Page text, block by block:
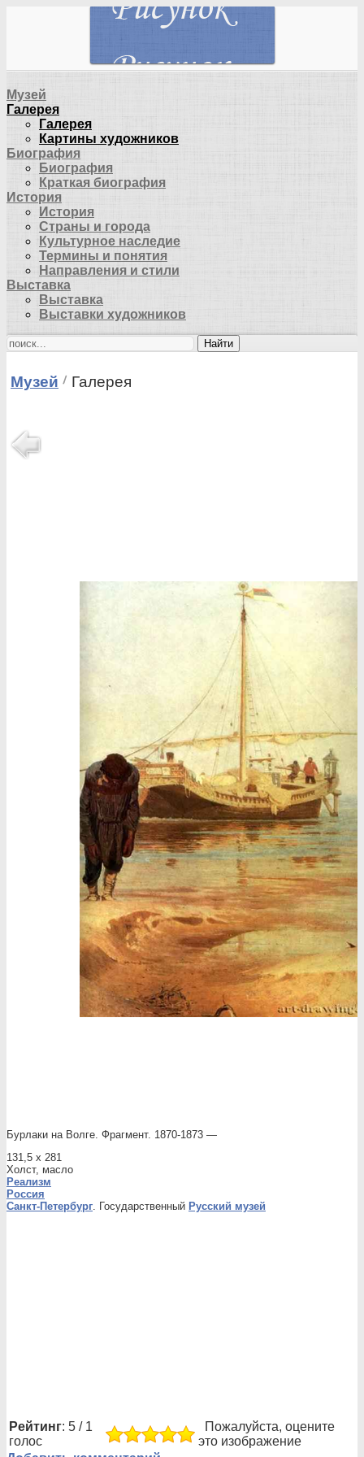
Музей
Галерея
Галерея
Картины художников
Биография
Биография
Краткая биография
История
История
Страны и города
Культурное наследие
Термины и понятия
Направления и стили
Выставка
Выставка
Выставки художников
Найти
Музей Галерея
Бурлаки на Волге. Фрагмент. 1870-1873 —
131,5 x 281
Холст, масло
Реализм
Россия
Санкт-Петербург. Государственный Русский музей
Рейтинг: 5 / 1
голос
Пожалуйста, оцените
это изображение